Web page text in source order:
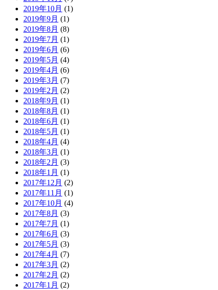
2019年10月 (1)
2019年9月 (1)
2019年8月 (8)
2019年7月 (1)
2019年6月 (6)
2019年5月 (4)
2019年4月 (6)
2019年3月 (7)
2019年2月 (2)
2018年9月 (1)
2018年8月 (1)
2018年6月 (1)
2018年5月 (1)
2018年4月 (4)
2018年3月 (1)
2018年2月 (3)
2018年1月 (1)
2017年12月 (2)
2017年11月 (1)
2017年10月 (4)
2017年8月 (3)
2017年7月 (1)
2017年6月 (3)
2017年5月 (3)
2017年4月 (7)
2017年3月 (2)
2017年2月 (2)
2017年1月 (2)